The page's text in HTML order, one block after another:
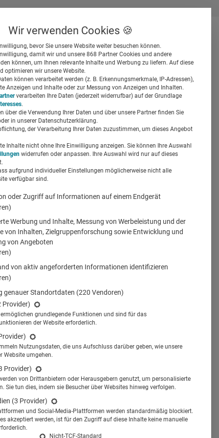
Suchen
Ärzte auf Bildmaterial aus
Stock
Wir verwenden Cookies 🍪
bevor Sie unsere Website weiter besuchen können.
damit wir und unsere 868 Partner Cookies und andere
können, um Ihnen relevante Inhalte und Werbung zu liefern. Auf diese
optimieren wir unsere Website.
können verarbeitet werden (z. B. Erkennungsmerkmale, IP-Adressen),
Anzeigen und Inhalte oder zur Messung von Anzeigen und Inhalten.
verarbeiten Ihre Daten (jederzeit widerrufbar) auf der Grundlage
.
über die Verwendung Ihrer Daten und über unsere Partner finden Sie
in unserer Datenschutzerklärung.
der Verarbeitung Ihrer Daten zuzustimmen, um dieses Angebot
Inhalte nicht ohne Ihre Einwilligung anzeigen. Sie können Ihre Auswahl
widerrufen oder anpassen. Ihre Auswahl wird nur auf dieses
aufgrund individueller Einstellungen möglicherweise nicht alle
verfügbar sind.
oder Zugriff auf Informationen auf einem Endgerät
Werbung und Inhalte, Messung von Werbeleistung und der
von Inhalten, Zielgruppenforschung sowie Entwicklung und
von Angeboten
von aktiv angeforderten Informationen identifizieren
genauer Standortdaten (220 Vendoren)
Provider)
ermöglichen grundlegende Funktionen und sind für das
der Website erforderlich.
Nutzungsdaten, die uns Aufschluss darüber geben, wie unsere
Website umgehen.
Provider)
von Drittanbietern oder Herausgebern genutzt, um personalisierte
Sie tun dies, indem sie Besucher über Websites hinweg verfolgen.
(3 Provider)
und Social-Media-Plattformen werden standardmäßig blockiert.
akzeptiert werden, ist für den Zugriff auf diese Inhalte keine manuelle
Nicht-TCF-Standard